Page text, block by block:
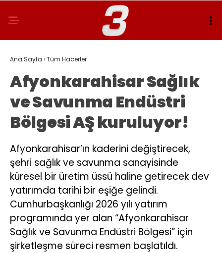
Ana Sayfa ›Tüm Haberler
Afyonkarahisar Sağlık
ve Savunma Endüstri
Bölgesi AŞ kuruluyor!
Afyonkarahisar’ın kaderini değiştirecek,
şehri sağlık ve savunma sanayisinde
küresel bir üretim üssü haline getirecek dev
yatırımda tarihi bir eşiğe gelindi.
Cumhurbaşkanlığı 2026 yılı yatırım
programında yer alan “Afyonkarahisar
Sağlık ve Savunma Endüstri Bölgesi” için
şirketleşme süreci resmen başlatıldı.